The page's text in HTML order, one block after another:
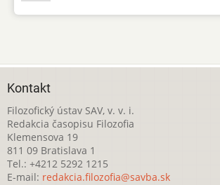
Kontakt
Filozofický ústav SAV, v. v. i.
Redakcia časopisu Filozofia
Klemensova 19
811 09 Bratislava 1
Tel.: +4212 5292 1215
E-mail: redakcia.filozofia@savba.sk